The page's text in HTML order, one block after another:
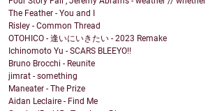
The Feather - You and I
Risley - Common Thread
OTOHICO - 逢いにいきたい - 2023 Remake
Ichinomoto Yu - SCARS BLEEYO!!
Bruno Brocchi - Reunite
jimrat - something
Maneater - The Prize
Aidan Leclaire - Find Me